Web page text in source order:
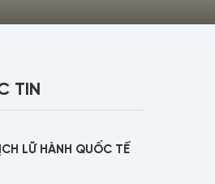
TIN
LỮ HÀNH QUỐC TẾ